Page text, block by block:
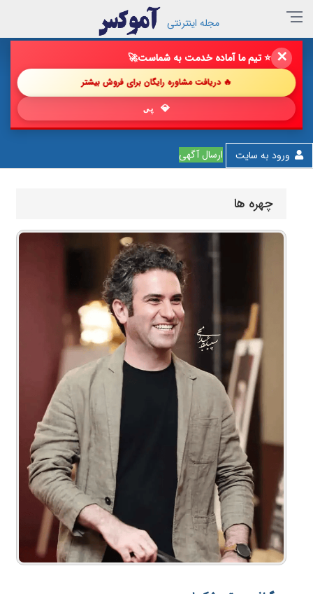
✕ 🔥 فروش خود را با ما چند برابر کن!🚀
🔥 دریافت مشاوره رایگان برای فروش بیشتر
💎 پیشنهاد شگفت‌ان
ورود به سایت ارسال آگهی
مجله اینترنتی
چهره ها